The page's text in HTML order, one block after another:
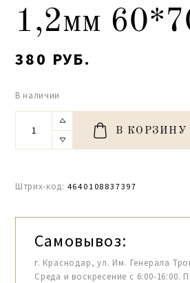
1,2мм
380 РУБ.
В наличии
В КОРЗИНУ
Штрих-код: 4640108837397
Самовывоз:
г. Краснодар, ул. Им. Генерала
Среда и воскресение с 6:00-16:00.